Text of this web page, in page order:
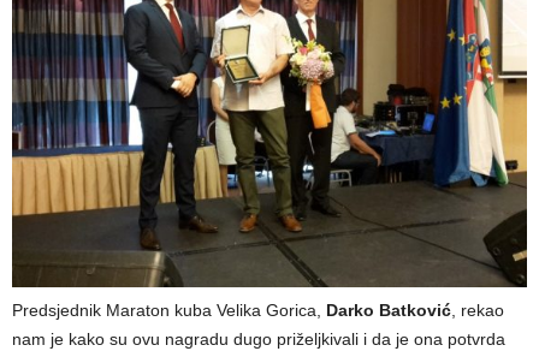
Predsjednik Maraton kuba Velika Gorica, Darko Batković, rekao
nam je kako su ovu nagradu dugo priželjkivali i da je ona potvrda